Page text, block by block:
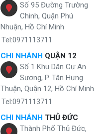
Số 95 Đường Trường
Chinh, Quận Phú
Nhuận, Hồ Chí Minh
Tel:0971113711
CHI NHÁNH QUẬN 12
Số 1 Khu Dân Cư An
Sương, P. Tân Hưng
Thuận, Quận 12, Hồ Chí Minh
Tel:0971113711
CHI NHÁNH THỦ ĐỨC
Thành Phố Thủ Đức,